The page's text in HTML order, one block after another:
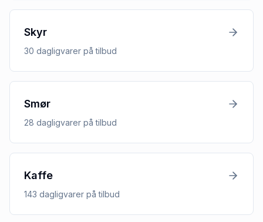
Skyr
30 dagligvarer på tilbud
Smør
28 dagligvarer på tilbud
Kaffe
143 dagligvarer på tilbud